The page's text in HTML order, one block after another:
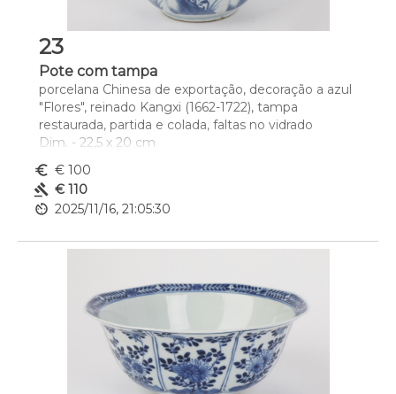
23
Pote com tampa
porcelana Chinesa de exportação, decoração a azul
"Flores", reinado Kangxi (1662-1722), tampa
restaurada, partida e colada, faltas no vidrado
Dim. - 22,5 x 20 cm
euro_symbol € 100
gavel € 110
av_timer 2025/11/16, 21:05:30